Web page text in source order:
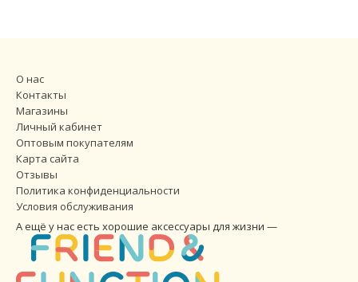
О нас
Контакты
Магазины
Личный кабинет
Оптовым покупателям
Карта сайта
Отзывы
Политика конфиденциальности
Условия обслуживания
А ещё у нас есть хорошие аксессуары для жизни —